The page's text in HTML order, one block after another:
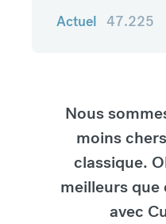
Actuel 47.225
Nous
moins
classique.
meilleurs que
avec